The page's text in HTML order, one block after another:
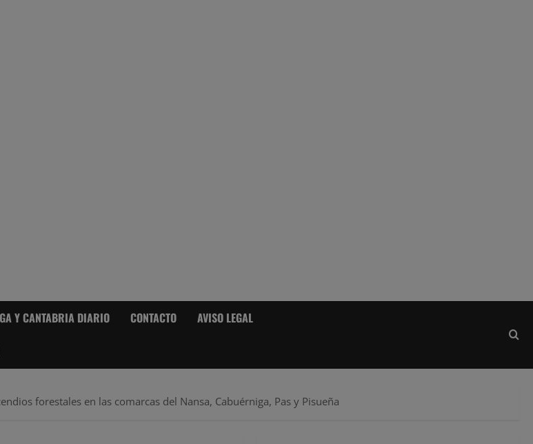
Y CANTABRIA DIARIO CONTACTO AVISO LEGAL
forestales en las comarcas del Nansa, Cabuérniga, Pas y Pisueña